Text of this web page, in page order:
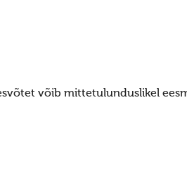
võib mittetulunduslikel